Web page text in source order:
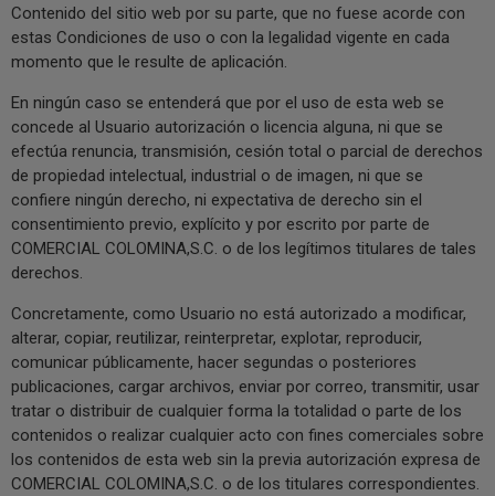
Contenido del sitio web por su parte, que no fuese acorde con
estas Condiciones de uso o con la legalidad vigente en cada
momento que le resulte de aplicación.
En ningún caso se entenderá que por el uso de esta web se
concede al Usuario autorización o licencia alguna, ni que se
efectúa renuncia, transmisión, cesión total o parcial de derechos
de propiedad intelectual, industrial o de imagen, ni que se
confiere ningún derecho, ni expectativa de derecho sin el
consentimiento previo, explícito y por escrito por parte de
COMERCIAL COLOMINA,S.C. o de los legítimos titulares de tales
derechos.
Concretamente, como Usuario no está autorizado a modificar,
alterar, copiar, reutilizar, reinterpretar, explotar, reproducir,
comunicar públicamente, hacer segundas o posteriores
publicaciones, cargar archivos, enviar por correo, transmitir, usar
tratar o distribuir de cualquier forma la totalidad o parte de los
contenidos o realizar cualquier acto con fines comerciales sobre
los contenidos de esta web sin la previa autorización expresa de
COMERCIAL COLOMINA,S.C. o de los titulares correspondientes.